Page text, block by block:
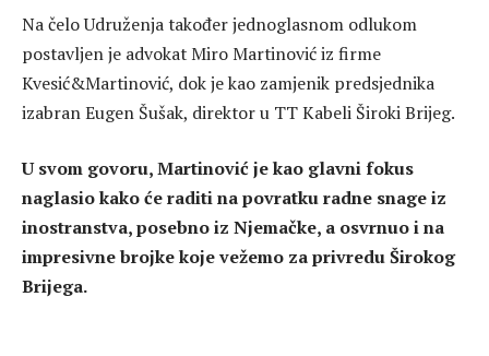
Na čelo Udruženja također jednoglasnom odlukom
postavljen je advokat Miro Martinović iz firme
Kvesić&Martinović, dok je kao zamjenik predsjednika
izabran Eugen Šušak, direktor u TT Kabeli Široki Brijeg.
U svom govoru, Martinović je kao glavni fokus
naglasio kako će raditi na povratku radne snage iz
inostranstva, posebno iz Njemačke, a osvrnuo i na
impresivne brojke koje vežemo za privredu Širokog
Brijega.